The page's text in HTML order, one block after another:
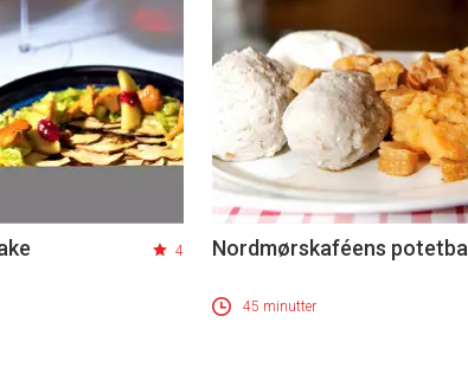
4 Nordmørskaféens potetball
45 minutter